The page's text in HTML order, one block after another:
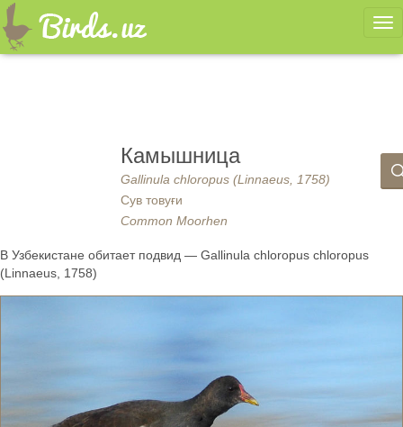
Камышница
Gallinula chloropus (Linnaeus, 1758)
Сув товуғи
Common Moorhen
В Узбекистане обитает подвид — Gallinula chloropus chloropus
(Linnaeus, 1758)